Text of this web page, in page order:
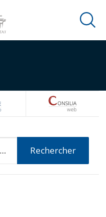
Ouvrir
ARIANEWEB
Rechercher